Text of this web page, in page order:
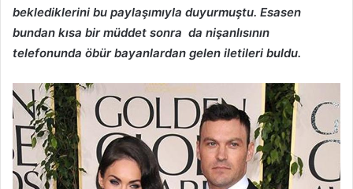
beklediklerini bu paylaşımıyla duyurmuştu. Esasen
bundan kısa bir müddet sonra da nişanlısının
telefonunda öbür bayanlardan gelen iletileri buldu.